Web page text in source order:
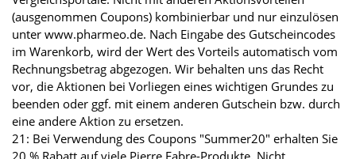
(ausgenommen Coupons) kombinierbar und nur einzulösen
unter www.pharmeo.de. Nach Eingabe des Gutscheincodes
im Warenkorb, wird der Wert des Vorteils automatisch vom
Rechnungsbetrag abgezogen. Wir behalten uns das Recht
vor, die Aktionen bei Vorliegen eines wichtigen Grundes zu
beenden oder ggf. mit einem anderen Gutschein bzw. durch
eine andere Aktion zu ersetzen.
21: Bei Verwendung des Coupons "Summer20" erhalten Sie